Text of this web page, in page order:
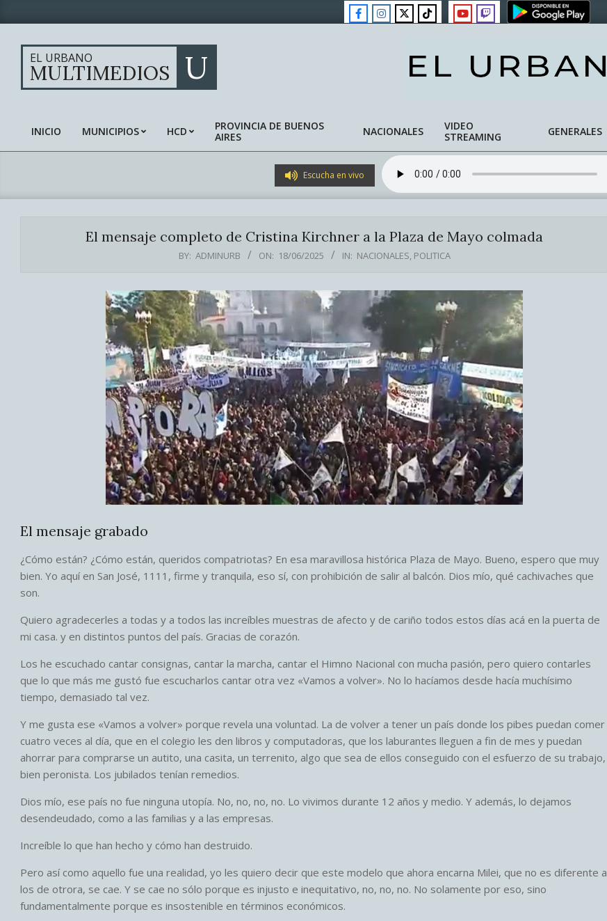
to
content
EL URBANO
MULTIMEDIOS U
Primary
Navigation
INICIO MUNICIPIOS HCD
PROVINCIA DE BUENOS
AIRES
NACIONALES
VIDEO
STREAMING
GENERALES
Escucha en vivo
El mensaje completo de Cristina Kirchner a la Plaza de Mayo colmada
BY: ADMINURB ON: 18/06/2025 IN: NACIONALES, POLITICA
El mensaje grabado
¿Cómo están? ¿Cómo están, queridos compatriotas? En esa maravillosa histórica Plaza de Mayo. Bueno, espero que muy
bien. Yo aquí en San José, 1111, firme y tranquila, eso sí, con prohibición de salir al balcón. Dios mío, qué cachivaches que
son.
Quiero agradecerles a todas y a todos las increíbles muestras de afecto y de cariño todos estos días acá en la puerta de
mi casa. y en distintos puntos del país. Gracias de corazón.
Los he escuchado cantar consignas, cantar la marcha, cantar el Himno Nacional con mucha pasión, pero quiero contarles
que lo que más me gustó fue escucharlos cantar otra vez «Vamos a volver». No lo hacíamos desde hacía muchísimo
tiempo, demasiado tal vez.
Y me gusta ese «Vamos a volver» porque revela una voluntad. La de volver a tener un país donde los pibes puedan comer
cuatro veces al día, que en el colegio les den libros y computadoras, que los laburantes lleguen a fin de mes y puedan
ahorrar para comprarse un autito, una casita, un terrenito, algo que sea de ellos conseguido con el esfuerzo de su trabajo,
bien peronista. Los jubilados tenían remedios.
Dios mío, ese país no fue ninguna utopía. No, no, no, no. Lo vivimos durante 12 años y medio. Y además, lo dejamos
desendeudado, como a las familias y a las empresas.
Increíble lo que han hecho y cómo han destruido.
Pero así como aquello fue una realidad, yo les quiero decir que este modelo que ahora encarna Milei, que no es diferente a
los de otrora, se cae. Y se cae no sólo porque es injusto e inequitativo, no, no, no. No solamente por eso, sino
fundamentalmente porque es insostenible en términos económicos.